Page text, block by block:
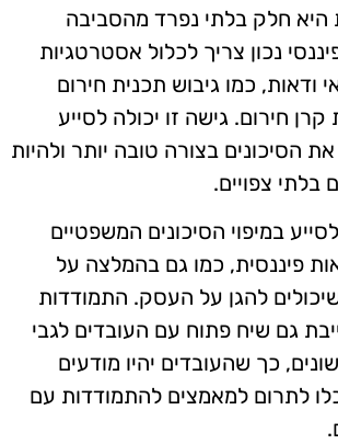
היא חלק בלתי נפרד מהסביבה
נכון צריך לכלול אסטרטגיות
ודאות, כמו גיבוש תכנית חירום
קרן חירום. גישה זו יכולה לסייע
הסיכונים בצורה טובה יותר ולהיות
בלתי צפויים.
לסייע במיפוי הסיכונים המשפטיים
פיננסית, כמו גם בהמלצה על
להגן על העסק. התמודדות
גם שיח פתוח עם העובדים לגבי
כך שהעובדים יהיו מודעים
לתרום למאמצים להתמודדות עם